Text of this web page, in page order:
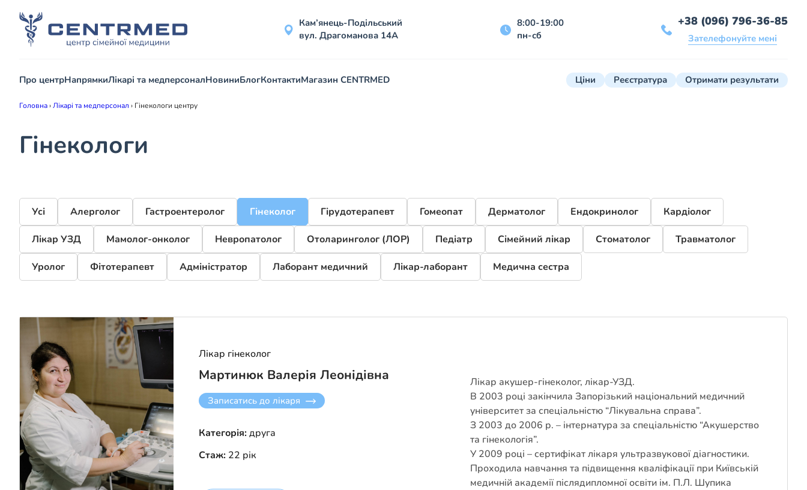
Кам’янець-Подільський
вул. Драгоманова 14А
8:00-19:00
пн-сб
+38 (096) 796-36-85
Зателефонуйте мені
Про центрНапрямкиЛікарі та медперсоналНовиниБлогКонтактиМагазин CENTRMED Ціни Реєстратура Отримати результати
Головна›Лікарі та медперсонал › Гінекологи центру
Гінекологи
Усі Алерголог Гастроентеролог Гінеколог Гірудотерапевт Гомеопат Дерматолог Ендокринолог Кардіолог
Лікар УЗД Мамолог-онколог Невропатолог Отоларинголог (ЛОР) Педіатр Сімейний лікар Стоматолог Травматолог
Уролог Фітотерапевт Адміністратор Лаборант медичний Лікар-лаборант Медична сестра
Лікар гінеколог
Мартинюк Валерія Леонідівна
Записатись до лікаря
Категорія:друга
Стаж: 22 рік
Лікар акушер-гінеколог, лікар-УЗД.
В 2003 році закінчила Запорізький національний медичний
університет за спеціальністю “Лікувальна справа”.
З 2003 до 2006 р. – інтернатура за спеціальністю “Акушерство
та гінекологія”.
У 2009 році – сертифікат лікаря ультразвукової діагностики.
Проходила навчання та підвищення кваліфікації при Київській
медичній академії післядипломної освіти ім. П.Л. Шупика